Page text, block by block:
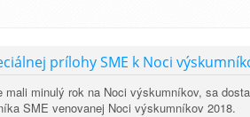
prílohy SME k Noci
mali minulý rok na Noci výskumníkov, sa
SME venovanej Noci výskumníkov 2018.